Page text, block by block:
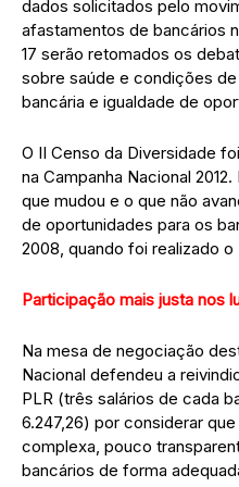
dados solicitados pelo
afastamentos de bancários
17 serão retomados os
sobre saúde e condições
bancária e igualdade de
O II Censo da Diversidade
na Campanha Nacional
que mudou e o que não
de oportunidades para os
2008, quando foi realizado o
Participação mais justa nos
Na mesa de negociação
Nacional defendeu a
PLR (três salários de cada
6.247,26) por considerar
complexa, pouco
bancários de forma